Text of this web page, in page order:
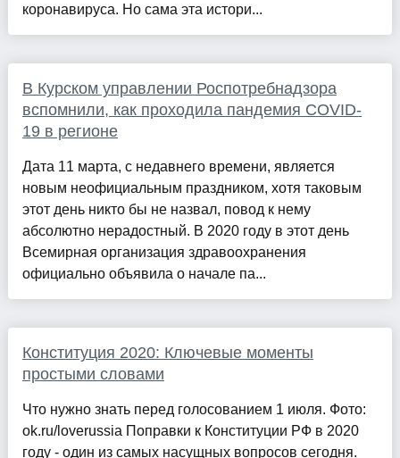
коронавируса. Но сама эта истори...
В Курском управлении Роспотребнадзора
вспомнили, как проходила пандемия COVID-
19 в регионе
Дата 11 марта, с недавнего времени, является
новым неофициальным праздником, хотя таковым
этот день никто бы не назвал, повод к нему
абсолютно нерадостный. В 2020 году в этот день
Всемирная организация здравоохранения
официально объявила о начале па...
Конституция 2020: Ключевые моменты
простыми словами
Что нужно знать перед голосованием 1 июля. Фото:
ok.ru/loverussia Поправки к Конституции РФ в 2020
году - один из самых насущных вопросов сегодня.